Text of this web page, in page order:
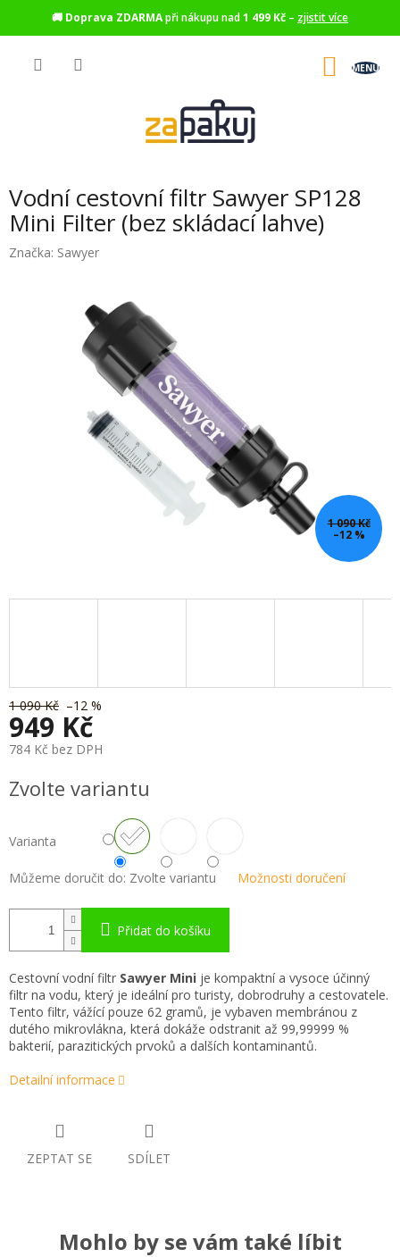
🚚 Doprava ZDARMApři nákupu nad1 499 Kč – zjistit více
Vodní cestovní filtr Sawyer SP128
Mini Filter (bez skládací lahve)
Značka: Sawyer
1 090 Kč
–12 %
1 090 Kč –12 %
949 Kč
784 Kč bez DPH
cena:
Zvolte variantu
Varianta
Můžeme doručit do: Zvolte variantu Možnosti doručení
Přidat do košíku
Cestovní vodní filtr Sawyer Mini je kompaktní a vysoce účinný
filtr na vodu, který je ideální pro turisty, dobrodruhy a cestovatele.
Tento filtr, vážící pouze 62 gramů, je vybaven membránou z
dutého mikrovlákna, která dokáže odstranit až 99,99999 %
bakterií, parazitických prvoků a dalších kontaminantů.
Detailní informace
ZEPTAT SE SDÍLET
Mohlo by se vám také líbit